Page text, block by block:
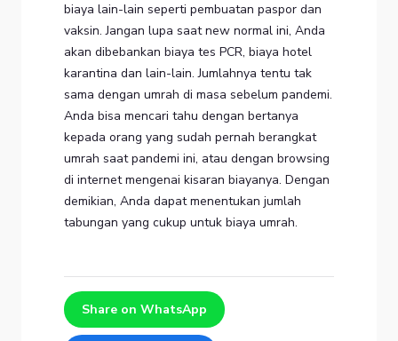
biaya lain-lain seperti pembuatan paspor dan
vaksin. Jangan lupa saat new normal ini, Anda
akan dibebankan biaya tes PCR, biaya hotel
karantina dan lain-lain. Jumlahnya tentu tak
sama dengan umrah di masa sebelum pandemi.
Anda bisa mencari tahu dengan bertanya
kepada orang yang sudah pernah berangkat
umrah saat pandemi ini, atau dengan browsing
di internet mengenai kisaran biayanya. Dengan
demikian, Anda dapat menentukan jumlah
tabungan yang cukup untuk biaya umrah.
Share on WhatsApp